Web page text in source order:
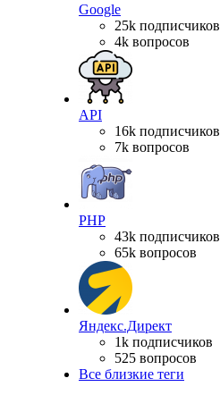
Google
25k подписчиков
4k вопросов
API
16k подписчиков
7k вопросов
PHP
43k подписчиков
65k вопросов
Яндекс.Директ
1k подписчиков
525 вопросов
Все близкие теги